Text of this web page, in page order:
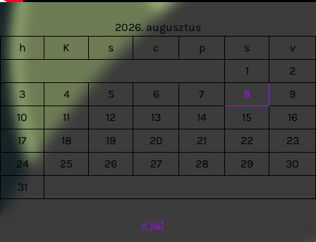
2026. augusztus
h
K s c p s
v
1
2
3
4 5 6 7 8
9
10
11 12 13 14 15
16
17
18 19 20 21 22
23
24
25 26 27 28 29
30
31
« júl